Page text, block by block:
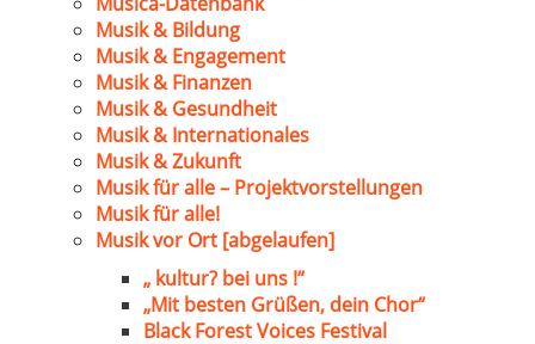
Musik & Bildung
Musik & Engagement
Musik & Finanzen
Musik & Gesundheit
Musik & Internationales
Musik & Zukunft
Musik für alle – Projektvorstellungen
Musik für alle!
Musik vor Ort [abgelaufen]
„ kultur? bei uns !“
„Mit besten Grüßen, dein Chor“
Black Forest Voices Festival